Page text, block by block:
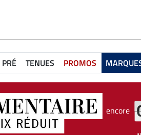
TENUES PROMOS
encore